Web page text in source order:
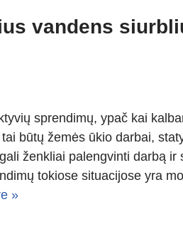
vandens
sprendimų, ypač kai
būtų žemės ūkio darbai,
ženkliai palengvinti darbą ir
tokiose situacijose yra
»